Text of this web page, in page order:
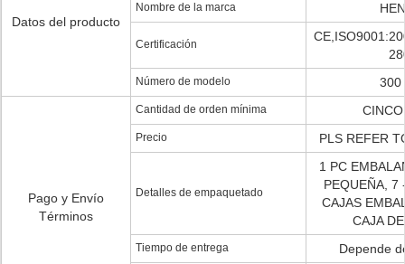
Datos del producto
Nombre de la marca
Certificación
Número de modelo 300
Pago y Envío
Términos
Cantidad de orden mínima
Precio PLS REFER
Detalles de empaquetado
1 PC
PEQUEÑA, 7
CAJAS
CAJA
Tiempo de entrega Depende